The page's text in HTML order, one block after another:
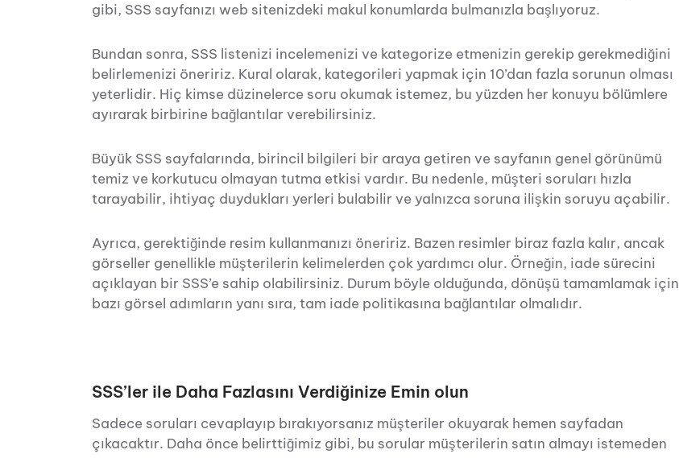
gibi, SSS sayfanızı web sitenizdeki makul konumlarda bulmanızla başlıyoruz.
Bundan sonra, SSS listenizi incelemenizi ve kategorize etmenizin gerekip gerekmediğini
belirlemenizi öneririz. Kural olarak, kategorileri yapmak için 10’dan fazla sorunun olması
yeterlidir. Hiç kimse düzinelerce soru okumak istemez, bu yüzden her konuyu bölümlere
ayırarak birbirine bağlantılar verebilirsiniz.
Büyük SSS sayfalarında, birincil bilgileri bir araya getiren ve sayfanın genel görünümü
temiz ve korkutucu olmayan tutma etkisi vardır. Bu nedenle, müşteri soruları hızla
tarayabilir, ihtiyaç duydukları yerleri bulabilir ve yalnızca soruna ilişkin soruyu açabilir.
Ayrıca, gerektiğinde resim kullanmanızı öneririz. Bazen resimler biraz fazla kalır, ancak
görseller genellikle müşterilerin kelimelerden çok yardımcı olur. Örneğin, iade sürecini
açıklayan bir SSS’e sahip olabilirsiniz. Durum böyle olduğunda, dönüşü tamamlamak için
bazı görsel adımların yanı sıra, tam iade politikasına bağlantılar olmalıdır.
SSS’ler ile Daha Fazlasını Verdiğinize Emin olun
Sadece soruları cevaplayıp bırakıyorsanız müşteriler okuyarak hemen sayfadan
çıkacaktır. Daha önce belirttiğimiz gibi, bu sorular müşterilerin satın almayı istemeden